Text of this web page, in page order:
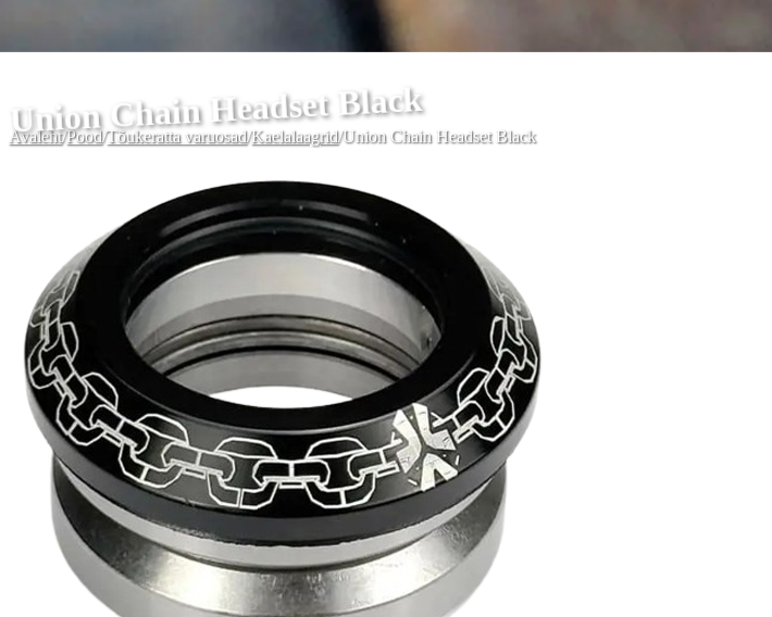
Union Chain Headset Black
Avaleht/Pood/Tõukeratta varuosad/Kaelalaagrid/Union Chain Headset Black